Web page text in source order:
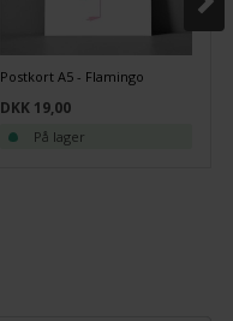
Postkort A5 - Flamingo
DKK 19,00
På lager